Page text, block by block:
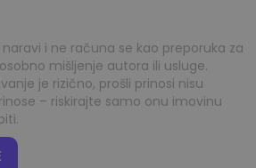
i ne računa se kao preporuka za
mišljenje autora ili usluge.
je rizično, prošli prinosi nisu
– riskirajte samo onu imovinu